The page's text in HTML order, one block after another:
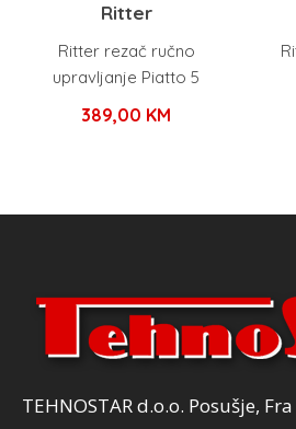
Ritter
Ritter rezač ručno
upravljanje Piatto 5
389,00 KM
TEHNOSTAR d.o.o. Posušje,